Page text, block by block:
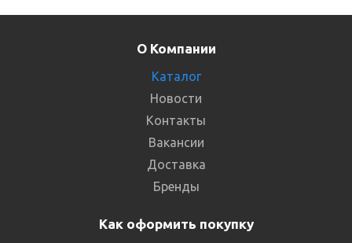
О Компании
Каталог
Новости
Контакты
Вакансии
Доставка
Бренды
Как оформить покупку